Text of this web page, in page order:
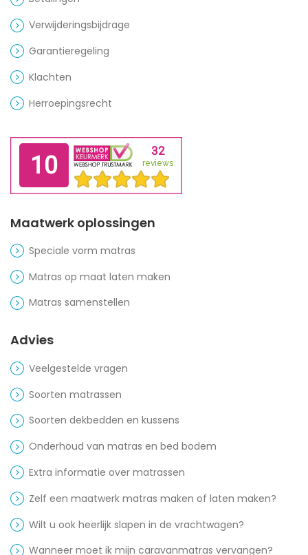
Verwijderingsbijdrage
Garantieregeling
Klachten
Herroepingsrecht
Maatwerk oplossingen
Speciale vorm matras
Matras op maat laten maken
Matras samenstellen
Advies
Veelgestelde vragen
Soorten matrassen
Soorten dekbedden en kussens
Onderhoud van matras en bed bodem
Extra informatie over matrassen
Zelf een maatwerk matras maken of laten maken?
Wilt u ook heerlijk slapen in de vrachtwagen?
Wanneer moet ik mijn caravanmatras vervangen?